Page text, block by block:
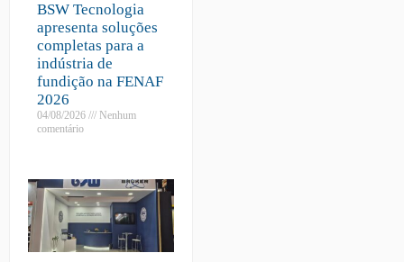
BSW Tecnologia
apresenta soluções
completas para a
indústria de
fundição na FENAF
2026
04/08/2026
Nenhum
comentário